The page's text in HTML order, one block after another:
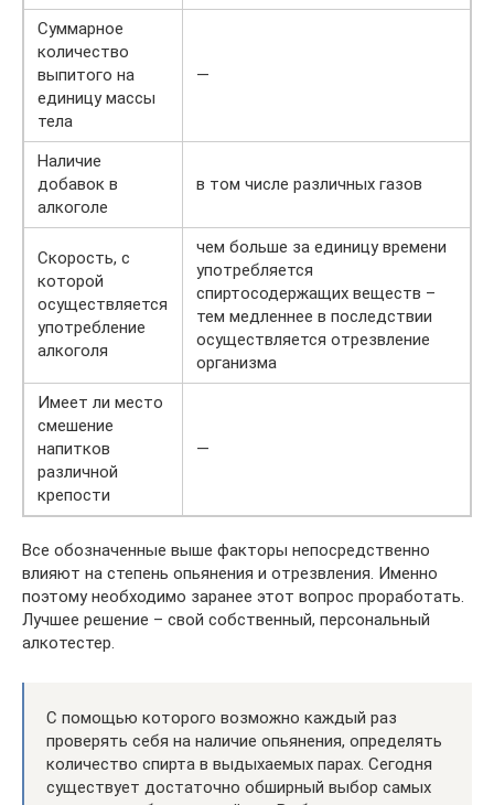
Суммарное
количество
выпитого на
единицу массы
тела
—
Наличие
добавок в
алкоголе
в том числе различных газов
Скорость, с
которой
осуществляется
употребление
алкоголя
чем больше за единицу времени
употребляется
спиртосодержащих веществ –
тем медленнее в последствии
осуществляется отрезвление
организма
Имеет ли место
смешение
напитков
различной
крепости
—
Все обозначенные выше факторы непосредственно
влияют на степень опьянения и отрезвления. Именно
поэтому необходимо заранее этот вопрос проработать.
Лучшее решение – свой собственный, персональный
алкотестер.
С помощью которого возможно каждый раз
проверять себя на наличие опьянения, определять
количество спирта в выдыхаемых парах. Сегодня
существует достаточно обширный выбор самых